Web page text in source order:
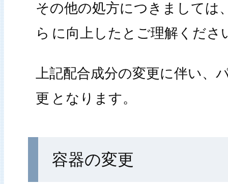
その他の処方につきましては
ら に向上したとご理解くださ
上記配合成分の変更に伴い、
更 となります。
容器の変更